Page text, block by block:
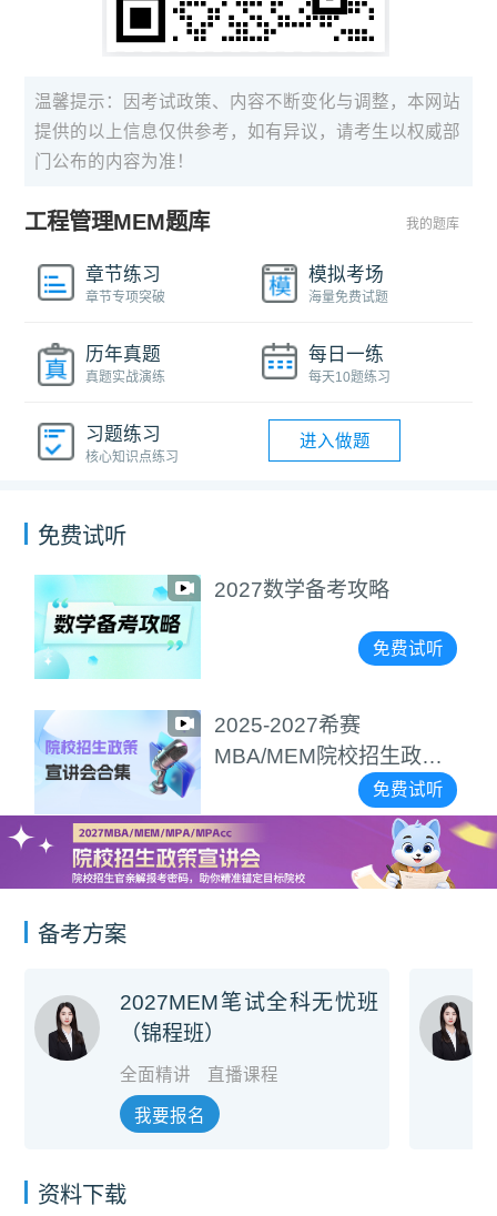
温馨提示：因考试政策、内容不断变化与调整，本网站
提供的以上信息仅供参考，如有异议，请考生以权威部
门公布的内容为准！
工程管理MEM题库 我的题库
章节练习
章节专项突破
模拟考场
海量免费试题
历年真题
真题实战演练
每日一练
每天10题练习
习题练习
核心知识点练习
进入做题
免费试听
2027数学备考攻略
免费试听
2025-2027希赛
MBA/MEM院校招生政策
免费试听
备考方案
2027MEM笔试全科无忧班
（锦程班）
全面精讲 直播课程
我要报名
资料下载